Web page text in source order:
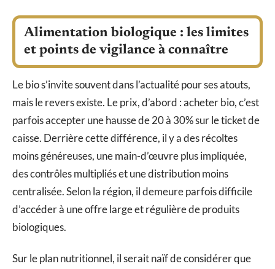
Alimentation biologique : les limites
et points de vigilance à connaître
Le bio s’invite souvent dans l’actualité pour ses atouts,
mais le revers existe. Le prix, d’abord : acheter bio, c’est
parfois accepter une hausse de 20 à 30% sur le ticket de
caisse. Derrière cette différence, il y a des récoltes
moins généreuses, une main-d’œuvre plus impliquée,
des contrôles multipliés et une distribution moins
centralisée. Selon la région, il demeure parfois difficile
d’accéder à une offre large et régulière de produits
biologiques.
Sur le plan nutritionnel, il serait naïf de considérer que